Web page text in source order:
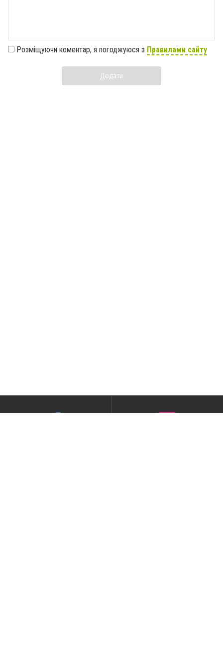
Розміщуючи коментар, я погоджуюся з Правилами сайту
Додати